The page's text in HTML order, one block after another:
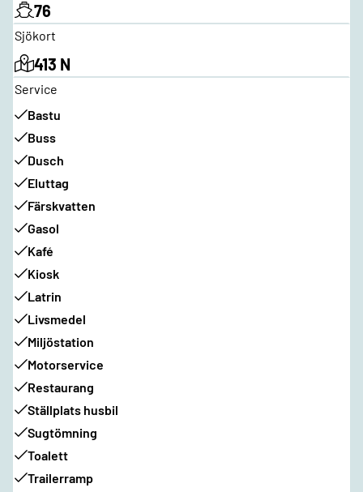
76
Sjökort
413 N
Service
Bastu
Buss
Dusch
Eluttag
Färskvatten
Gasol
Kafé
Kiosk
Latrin
Livsmedel
Miljöstation
Motorservice
Restaurang
Ställplats husbil
Sugtömning
Toalett
Trailerramp